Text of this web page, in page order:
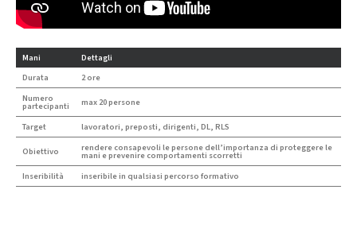
Mani
Dettagli
Durata
2 ore
Numero
partecipanti max 20 persone
Target lavoratori, preposti, dirigenti, DL, RLS
Obiettivo rendere consapevoli le persone dell’importanza di proteggere le
mani e prevenire comportamenti scorretti
Inseribilità
inseribile in qualsiasi percorso formativo